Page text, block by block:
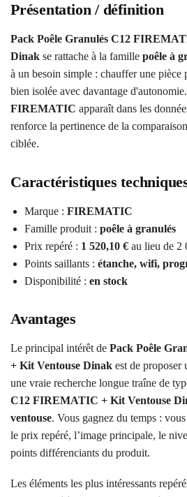
Présentation / définition
Pack Poêle Granulés C12
Dinak se rattache à la famille poêle à
à un besoin simple : chauffer une pièce
bien isolée avec davantage
FIREMATIC apparaît dans les
renforce la pertinence de la
ciblée.
Caractéristiques
Marque : FIREMATIC
Famille produit : poêle à granulés
Prix repéré : 1 520,10 € au lieu de 2
Points saillants : étanche, wifi,
Disponibilité : en stock
Avantages
Le principal intérêt de Pack Poêle
+ Kit Ventouse Dinak est de proposer
une vraie recherche longue traîne de
C12 FIREMATIC + Kit Ventouse
ventouse. Vous gagnez du temps :
le prix repéré, l’image principale, le
points différenciants du produit.
Les éléments les plus intéressants